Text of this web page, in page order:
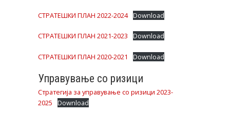
СТРАТЕШКИ ПЛАН 2022-2024 Download
СТРАТЕШКИ ПЛАН 2021-2023 Download
СТРАТЕШКИ ПЛАН 2020-2021 Download
Управување со ризици
Стратегија за управување со ризици 2023-
2025
Download